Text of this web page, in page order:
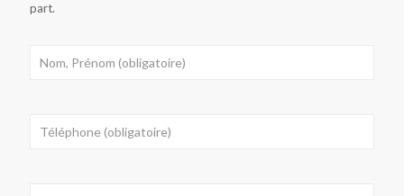
part.